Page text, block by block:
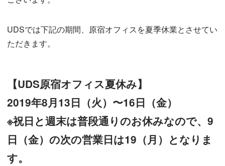
UDSでは下記の期間、原宿オフィスを夏季休業とさせてい
ただきます。
【UDS原宿オフィス夏休み】
2019年8月13日（火）〜16日（金）
※祝日と週末は普段通りのお休みなので、9
日（金）の次の営業日は19（月）となりま
す。